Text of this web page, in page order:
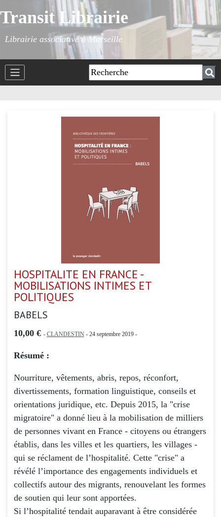
Transit Librairie
Librairie associative à Marseille
HOSPITALITE EN FRANCE -
MOBILISATIONS INTIMES ET
POLITIQUES
BABELS
10,00 € - CLANDESTIN- 24 septembre 2019 -
Résumé :
Nourriture, vêtements, abris, repos, réconfort,
divertissements, formation linguistique, conseils et
orientations juridique, etc. Depuis 2015, la "crise
migratoire" a donné lieu à la mobilisation de milliers
de personnes vivant en France - citoyens ou étrangers
établis, dans les villes et les quartiers, les villages -
qui se réclament de l’hospitalité. Cette "crise" a
révélé l’importance des engagements individuels et
collectifs autour des migrants, renouvelant les formes
de soutien qui leur sont apportées.
Si l’hospitalité tendait auparavant à être considérée